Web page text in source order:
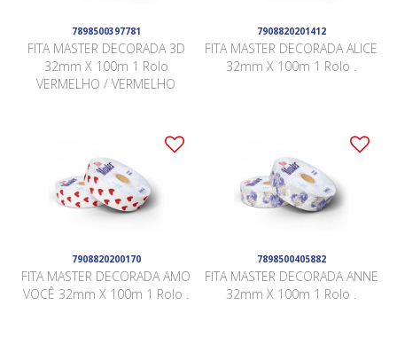
7898500397781
FITA MASTER DECORADA 3D
32mm X 100m 1 Rolo
VERMELHO / VERMELHO
7908820201412
FITA MASTER DECORADA ALICE
32mm X 100m 1 Rolo .
7908820200170
FITA MASTER DECORADA AMO
VOCÊ 32mm X 100m 1 Rolo .
7898500405882
FITA MASTER DECORADA ANNE
32mm X 100m 1 Rolo .